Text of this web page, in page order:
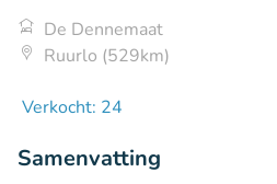
De Dennemaat
Ruurlo (529km)
Verkocht: 24
Samenvatting